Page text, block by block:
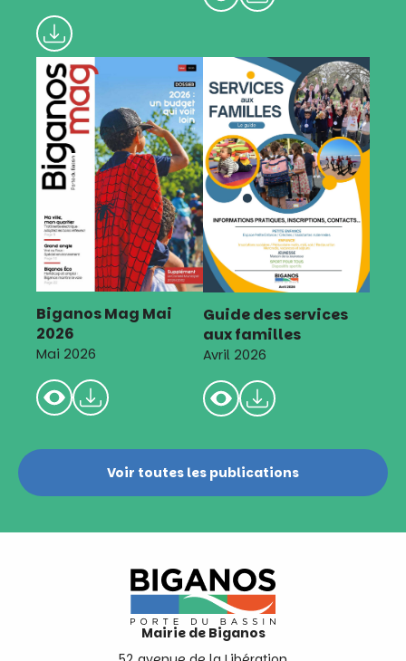
Biganos Mag Mai
2026
Mai 2026
Guide des services
aux familles
Avril 2026
Voir toutes les publications
Mairie de Biganos